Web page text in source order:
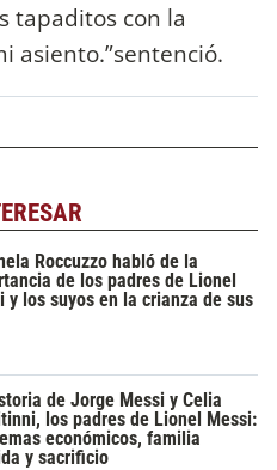
tapaditos con la
asiento.”sentenció.
Roccuzzo habló de la
de los padres de Lionel
y los suyos en la crianza de sus
de Jorge Messi y Celia
los padres de Lionel Messi:
económicos, familia
y sacrificio